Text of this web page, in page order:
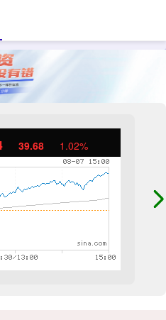
39.68 1.02%